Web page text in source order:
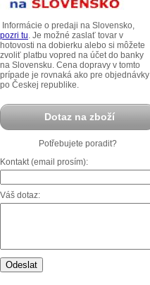
Informácie o predaji na Slovensko,
pozri tu. Je možné zaslať tovar v
hotovosti na dobierku alebo si môžete
zvoliť platbu vopred na účet do banky
na Slovensku. Cena dopravy v tomto
prípade je rovnaká ako pre objednávky
po Českej republike.
Dotaz na zboží
Potřebujete poradit?
Kontakt (email prosím):
Váš dotaz: